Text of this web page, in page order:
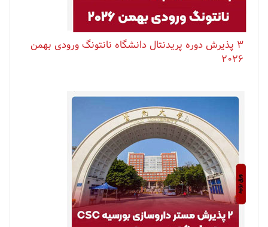
۳ پذیرش دوره پریدنتال دانشگاه نانتونگ ورودی بهمن
۲۰۲۶